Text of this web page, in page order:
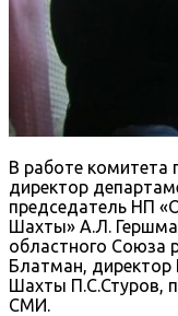
В работе комитета
директор
председатель НП
Шахты» А.Л.
областного Союза
Блатман, директор
Шахты П.С.Стуров,
СМИ.